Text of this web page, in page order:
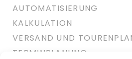
AUTOMATISIERUNG
KALKULATION
VERSAND UND
TERMINPLANUNG